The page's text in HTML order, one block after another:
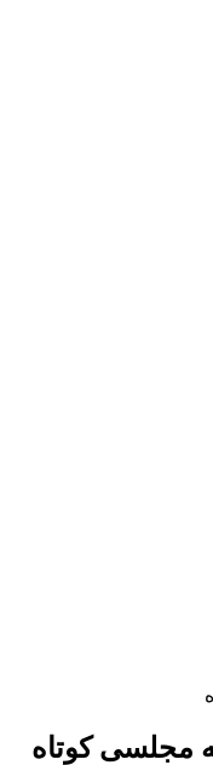
مجلسی کوتاه